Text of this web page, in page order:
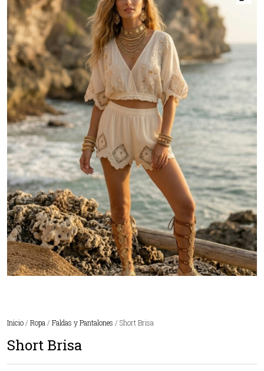
Inicio / Ropa / Faldas y Pantalones / Short Brisa
Short Brisa